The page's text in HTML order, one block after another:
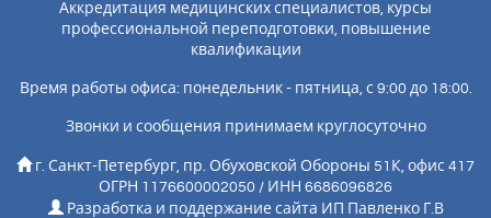
Аккредитация медицинских специалистов, курсы
профессиональной переподготовки, повышение
квалификации
Время работы офиса: понедельник - пятница, с 9:00 до 18:00.
Звонки и сообщения принимаем круглосуточно
г. Санкт-Петербург, пр. Обуховской Обороны 51К, офис 417
ОГРН 1176600002050 / ИНН 6686096826
Разработка и поддержание сайта ИП Павленко Г.В